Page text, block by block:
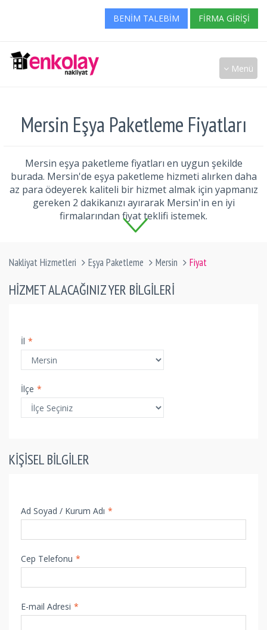
BENIM TALEBIM FIRMA GIRIŞI
Menü
Mersin Eşya Paketleme Fiyatları
Mersin eşya paketleme fiyatları en uygun şekilde
burada. Mersin'de eşya paketleme hizmeti alırken daha
az para ödeyerek kaliteli bir hizmet almak için yapmanız
gereken 2 dakikanızı ayırarak Mersin'in en iyi
firmalarından fiyat teklifi istemek.
Nakliyat Hizmetleri Eşya Paketleme Mersin Fiyat
HIZMET ALACAĞINIZ YER BILGILERI
İl *
İlçe *
KIŞISEL BILGILER
Ad Soyad / Kurum Adı *
Cep Telefonu *
E-mail Adresi *